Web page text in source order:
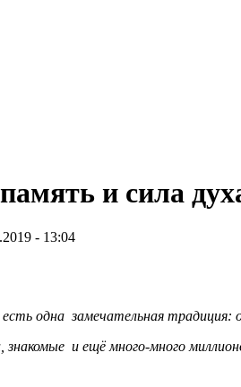
и сила
- 13:04
одна замечательная традиция:
и ещё много-много